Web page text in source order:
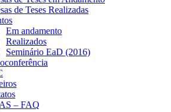
de Teses Realizadas
Em andamento
Realizados
Seminário EaD (2016)
– FAQ